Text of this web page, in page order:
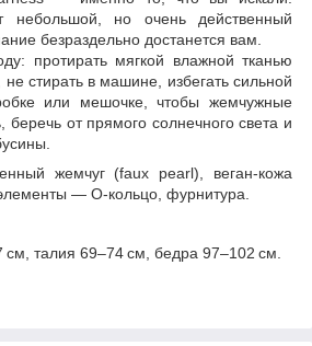
небольшой, но очень действенный
безраздельно достанется вам.
протирать мягкой влажной тканью
стирать в машине, избегать сильной
или мешочке, чтобы жемчужные
беречь от прямого солнечного света и
жемчуг (faux pearl), веган-кожа
— O-кольцо, фурнитура.
см, талия 69–74 см, бедра 97–102 см.